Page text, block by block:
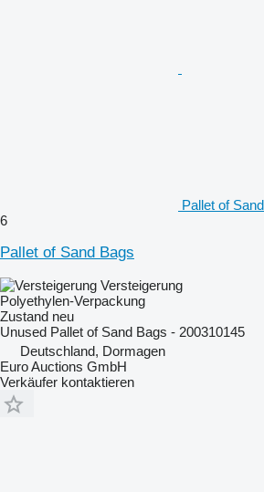
Pallet of
6
Pallet of Sand Bags
Versteigerung
Polyethylen-Verpackung
Zustand neu
Unused Pallet of Sand Bags - 200310145
Deutschland, Dormagen
Euro Auctions GmbH
Verkäufer kontaktieren